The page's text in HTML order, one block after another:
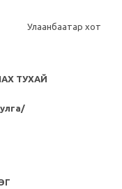
Улаанбаатар хот
ТУХАЙ